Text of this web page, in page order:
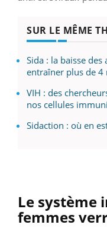
SUR LE MÊME
Sida : la baisse
entraîner plus de 4
VIH : des
nos cellules
Sidaction : où en
Le système
femmes